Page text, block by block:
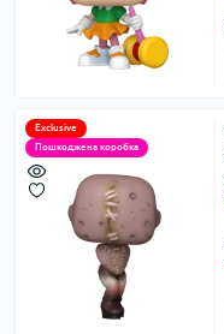
Exclusive
Пошкоджена коробка